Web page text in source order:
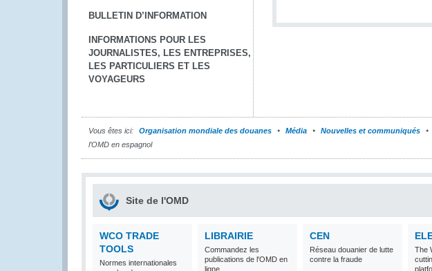
BULLETIN D’INFORMATION
INFORMATIONS POUR LES
JOURNALISTES, LES ENTREPRISES,
LES PARTICULIERS ET LES
VOYAGEURS
Vous êtes ici: Organisation mondiale des douanes Média Nouvelles et communiqués
l’OMD en espagnol
Site de l'OMD
WCO TRADE
TOOLS
Normes internationales
LIBRAIRIE
Commandez les
publications de l'OMD en
ligne
CEN
Réseau douanier de lutte
contre la fraude
The